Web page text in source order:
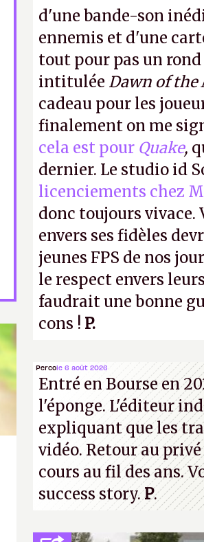
d'une bande-son
ennemis et d'une
tout pour pas un
intitulée Dawn of the
cadeau pour les
finalement on me
cela est pour Quake,
dernier. Le studio id
licenciements chez
donc toujours vivace.
envers ses fidèles
jeunes FPS de nos
le respect envers
faudrait une bonne
cons ! P.
Percole 6 août 2026
Entré en Bourse en
l'éponge. L'éditeur
expliquant que les
vidéo. Retour au
cours au fil des ans.
success story.P.